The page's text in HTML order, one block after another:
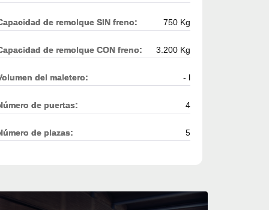
de remolque SIN freno: 750 Kg
de remolque CON freno: 3.200 Kg
del maletero: - l
de puertas: 4
de plazas: 5